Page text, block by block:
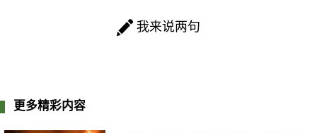
我来说两句
更多精彩内容